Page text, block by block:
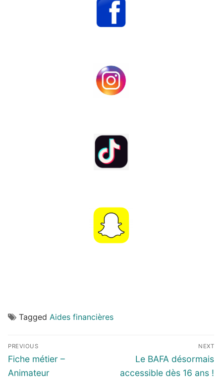
Tagged Aides financières
Navigation
de
l’article
PREVIOUS
Previous
post:
Fiche métier –
Animateur
NEXT
Next
post:
Le BAFA désormais
accessible dès 16 ans !